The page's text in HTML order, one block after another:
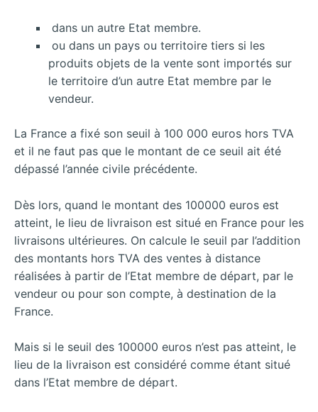
dans un autre Etat membre.
ou dans un pays ou territoire tiers si les
produits objets de la vente sont importés sur
le territoire d’un autre Etat membre par le
vendeur.
La France a fixé son seuil à 100 000 euros hors TVA
et il ne faut pas que le montant de ce seuil ait été
dépassé l’année civile précédente.
Dès lors, quand le montant des 100000 euros est
atteint, le lieu de livraison est situé en France pour les
livraisons ultérieures. On calcule le seuil par l’addition
des montants hors TVA des ventes à distance
réalisées à partir de l’Etat membre de départ, par le
vendeur ou pour son compte, à destination de la
France.
Mais si le seuil des 100000 euros n’est pas atteint, le
lieu de la livraison est considéré comme étant situé
dans l’Etat membre de départ.